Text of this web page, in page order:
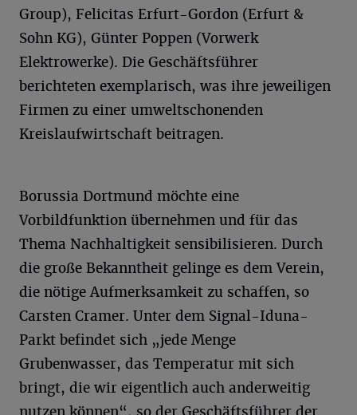
Group), Felicitas Erfurt-Gordon (Erfurt &
Sohn KG), Günter Poppen (Vorwerk
Elektrowerke). Die Geschäftsführer
berichteten exemplarisch, was ihre jeweiligen
Firmen zu einer umweltschonenden
Kreislaufwirtschaft beitragen.
Borussia Dortmund möchte eine
Vorbildfunktion übernehmen und für das
Thema Nachhaltigkeit sensibilisieren. Durch
die große Bekanntheit gelinge es dem Verein,
die nötige Aufmerksamkeit zu schaffen, so
Carsten Cramer. Unter dem Signal-Iduna-
Parkt befindet sich „jede Menge
Grubenwasser, das Temperatur mit sich
bringt, die wir eigentlich auch anderweitig